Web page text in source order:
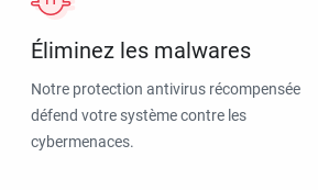
Éliminez les malwares
Notre protection antivirus récompensée
défend votre système contre les
cybermenaces.